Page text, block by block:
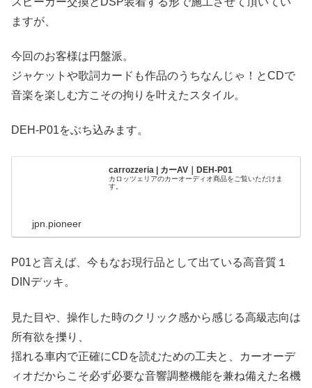
ますが、
今回のお客様は円盤派。
ジャケットや歌詞カードも作品のうちなんじゃ！とCDで
音楽を楽しむ方こその拘りを叶えたスタイル。
DEH-P01をぶち込みます。
carrozzeria | カーAV｜DEH-P01
カロッツェリアのカーオーディオ商品をご覧いただけま
す。
jpn.pioneer
P01と言えば、今もなお現行品として出ている高音質１
DINデッキ。
見た目や、操作した時のクリック感から感じる高級志向は
所有欲を擽り、
揺れる車内で正確にCDを読むための工夫と、カーオーデ
ィオだからこそ必ず必要な音響調整機能を兼ね備えた名機